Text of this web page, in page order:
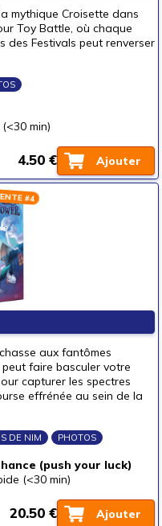
mythique Croisette dans
Toy Battle, où chaque
des Festivals peut renverser
min)
Ajouter
4.50 €
#4
aux fantômes
faire basculer votre
capturer les spectres
effrénée au sein de la
DE NIM PHOTOS
(push your luck)
(<30 min)
Ajouter
20.50 €